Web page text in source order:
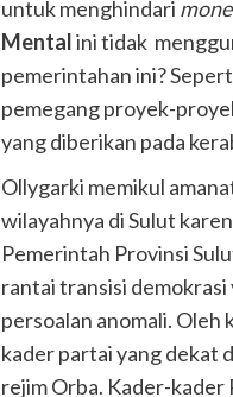
untuk menghindari
Mentalini tidak
pemerintahan ini?
pemegang proyek-
yang diberikan pada
Ollygarki memikul
wilayahnya di Sulut
Pemerintah Provinsi
rantai transisi demokrasi
persoalan anomali. Oleh
kader partai yang dekat
rejim Orba. Kader-kader